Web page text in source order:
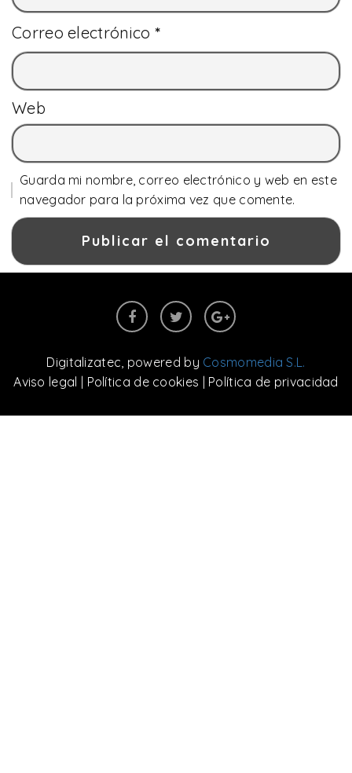
Correo electrónico *
Web
Guarda mi nombre, correo electrónico y web en este
navegador para la próxima vez que comente.
Digitalizatec , powered by Cosmomedia S.L.
Aviso legal | Política de cookies | Política de privacidad